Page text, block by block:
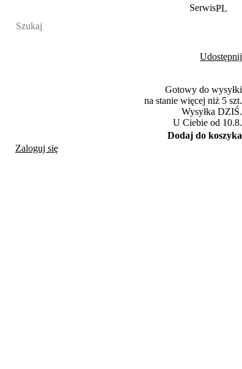
SerwisPL
Udostępnij
Gotowy do wysyłki
na stanie więcej niż 5 szt.
Wysyłka DZIŚ.
U Ciebie od 10.8.
Dodaj do koszyka
Zaloguj się